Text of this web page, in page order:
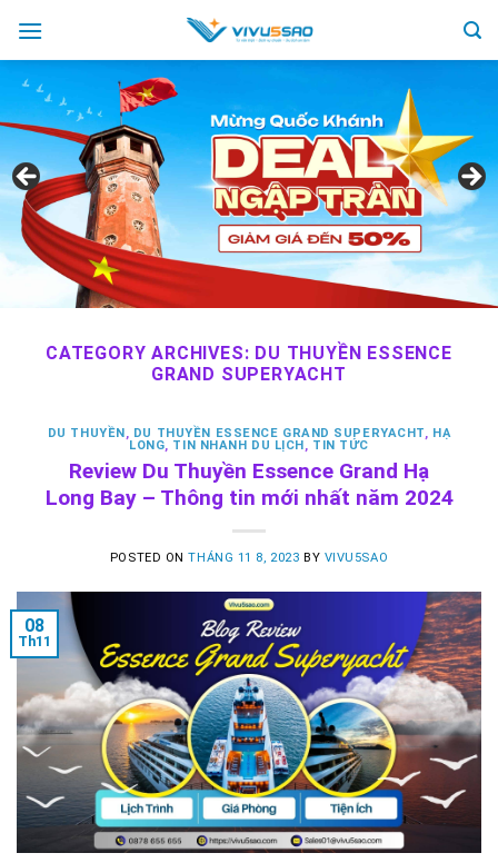
content
CATEGORY ARCHIVES: DU THUYỀN ESSENCE
GRAND SUPERYACHT
DU THUYỀN, DU THUYỀN ESSENCE GRAND SUPERYACHT, HẠ
LONG, TIN NHANH DU LỊCH, TIN TỨC
Review Du Thuyền Essence Grand Hạ
Long Bay – Thông tin mới nhất năm 2024
POSTED ONTHÁNG 11 8, 2023 BY VIVU5SAO
08
Th11